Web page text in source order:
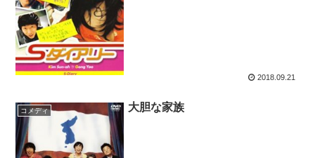
2018.09.21
コメディ 大胆な家族